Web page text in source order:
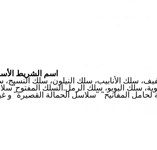
اسم الشريط
سلك الأنابيب، سلك النيلون، سلك
سلك اليويو، سلك الرمل.السلك
المفاتيح" "سلاسل الحمالة القصيرة" و